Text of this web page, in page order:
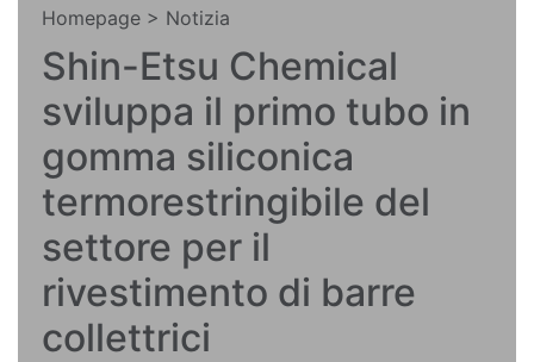
Homepage > Notizia
Shin-Etsu Chemical
sviluppa il primo tubo in
gomma siliconica
termorestringibile del
settore per il
rivestimento di barre
collettrici